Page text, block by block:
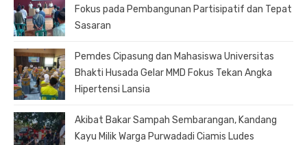
Fokus pada Pembangunan Partisipatif dan Tepat
Sasaran
Pemdes Cipasung dan Mahasiswa Universitas
Bhakti Husada Gelar MMD Fokus Tekan Angka
Hipertensi Lansia
Akibat Bakar Sampah Sembarangan, Kandang
Kayu Milik Warga Purwadadi Ciamis Ludes